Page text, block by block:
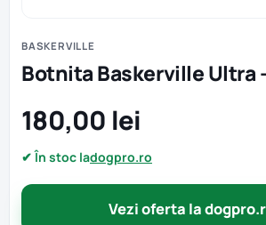
BASKERVILLE
Botnita Baskerville Ultra
180,00 lei
✔ În stoc ladogpro.ro
Vezi oferta la